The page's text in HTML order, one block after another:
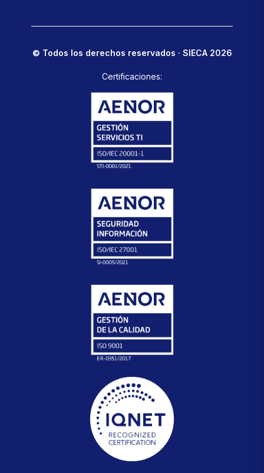
© Todos los derechos reservados · SIECA 2026
Certificaciones: